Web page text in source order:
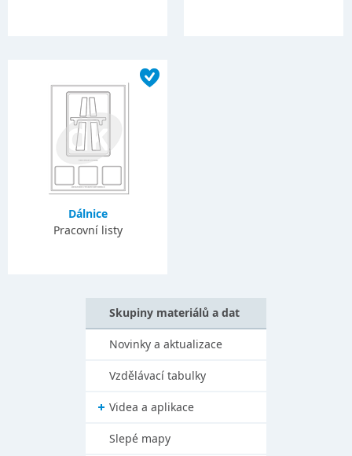
Dálnice
Pracovní listy
Skupiny materiálů a dat
Novinky a aktualizace
Vzdělávací tabulky
Videa a aplikace
Slepé mapy